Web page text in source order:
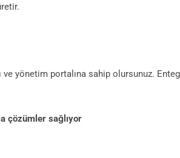
ve yönetim portalına sahip olursunuz.
çözümler sağlıyor